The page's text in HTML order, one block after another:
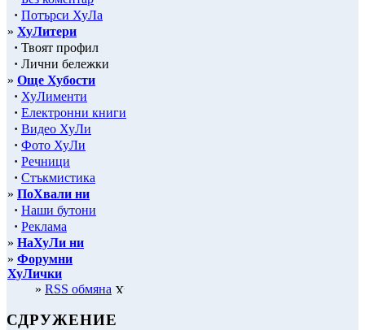
· Потърси ХуЛа
» ХуЛитери
· Твоят профил
· Лични бележки
» Още Хубости
· ХуЛименти
· Електронни книги
· Видео ХуЛи
· Фото ХуЛи
· Речници
· Стъкмистика
» ПоХвали ни
· Наши бутони
· Реклама
» НаХуЛи ни
» Форумни
ХуЛички
» RSS обмяна
СДРУЖЕНИЕ